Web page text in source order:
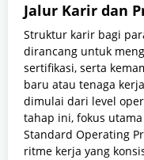
Jalur Karir dan
Struktur karir bagi
dirancang untuk
sertifikasi, serta
baru atau tenaga
dimulai dari level
tahap ini, fokus
Standard Operating
ritme kerja yang